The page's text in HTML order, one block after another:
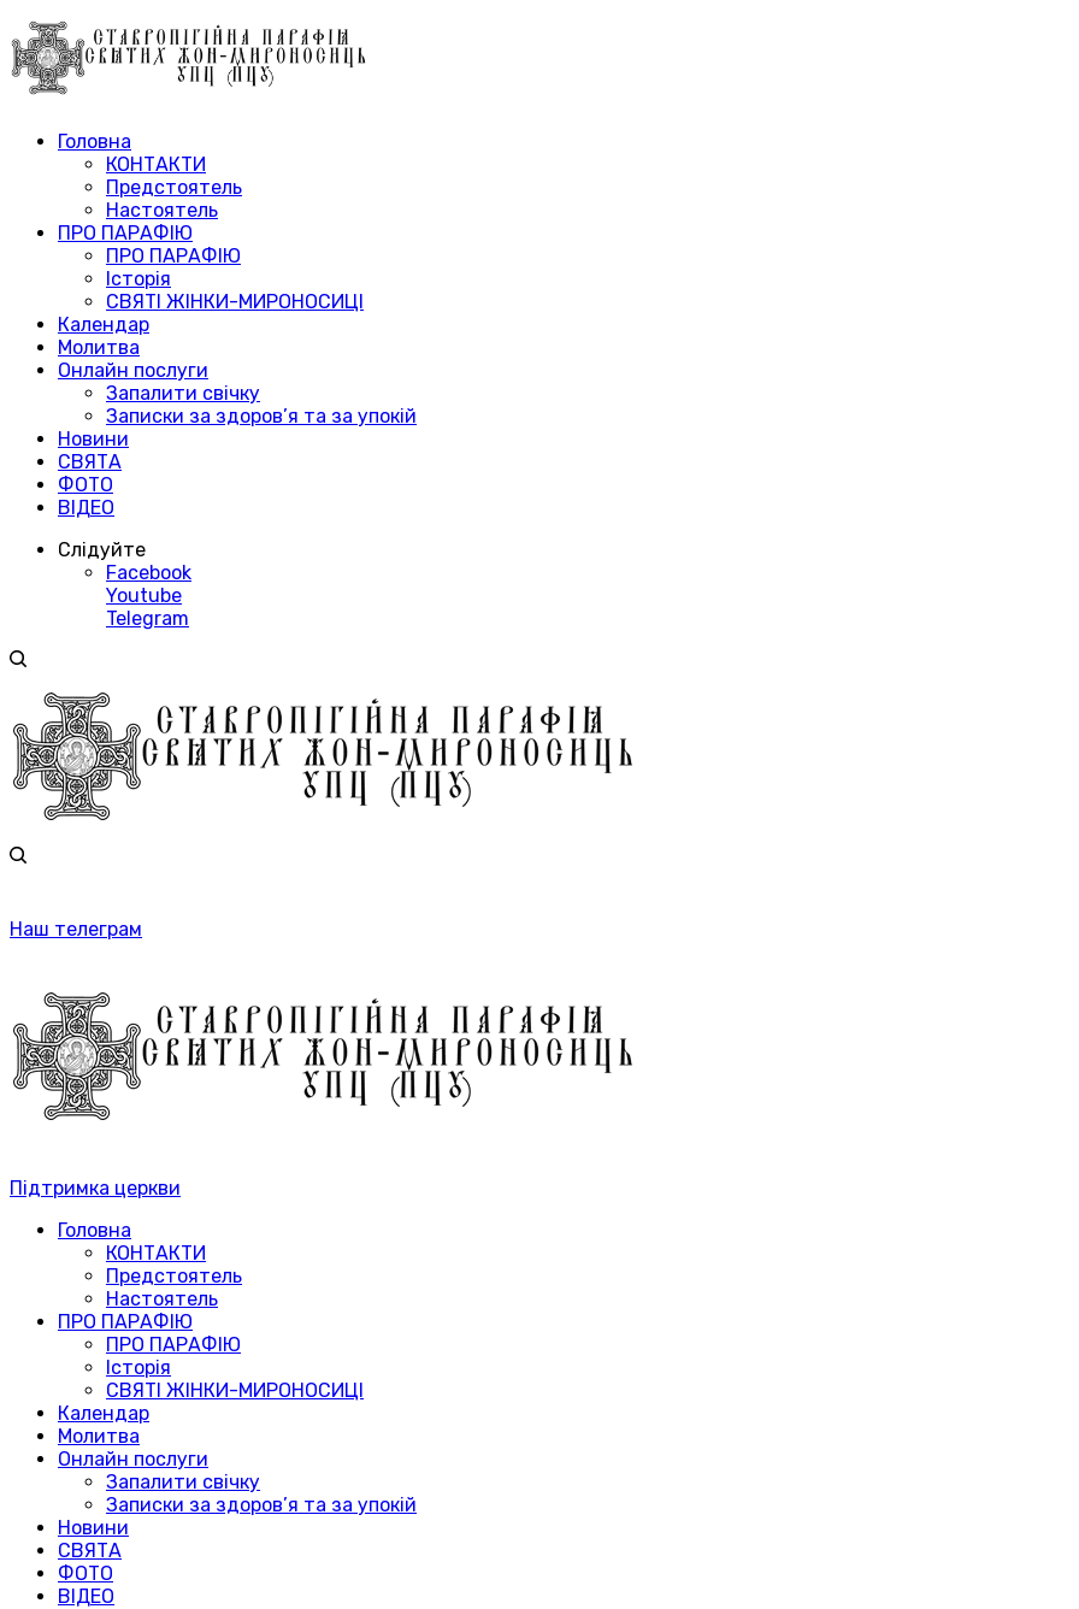
Головна
КОНТАКТИ
Предстоятель
Настоятель
ПРО ПАРАФІЮ
ПРО ПАРАФІЮ
Історія
СВЯТІ ЖІНКИ-МИРОНОСИЦІ
Календар
Молитва
Онлайн послуги
Запалити свічку
Записки за здоров’я та за упокій
Новини
СВЯТА
ФОТО
ВІДЕО
Слідуйте
Facebook
Youtube
Telegram
Наш телеграм
Підтримка церкви
Головна
КОНТАКТИ
Предстоятель
Настоятель
ПРО ПАРАФІЮ
ПРО ПАРАФІЮ
Історія
СВЯТІ ЖІНКИ-МИРОНОСИЦІ
Календар
Молитва
Онлайн послуги
Запалити свічку
Записки за здоров’я та за упокій
Новини
СВЯТА
ФОТО
ВІДЕО